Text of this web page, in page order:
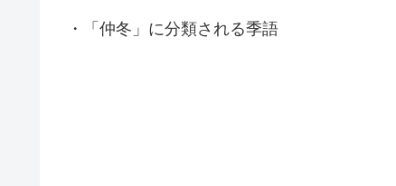
・「仲冬」に分類される季語